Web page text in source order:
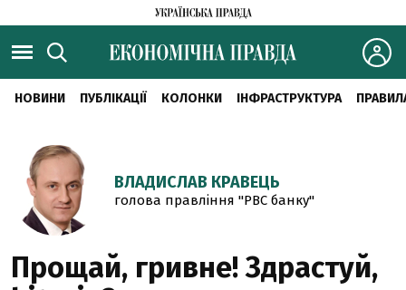
НОВИНИ ПУБЛІКАЦІЇ КОЛОНКИ ІНФРАСТРУКТУРА
ВЛАДИСЛАВ КРАВЕЦЬ
голова правління "РВС банку"
Прощай, гривне! Здрастуй,